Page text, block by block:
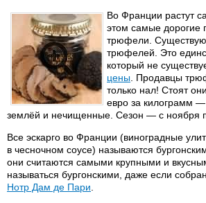
Во Франции растут
этом самые
трюфели.
трюфелей. Это
который не
цены . Продавцы
только нал! Стоят
евро за килограмм —
землёй и нечищенные. Сезон — с ноября
Все эскарго во Франции (виноградные
в чесночном соусе) называются
они считаются самыми крупными и
называться бургонскими, даже если
Нотр Дам де Пари